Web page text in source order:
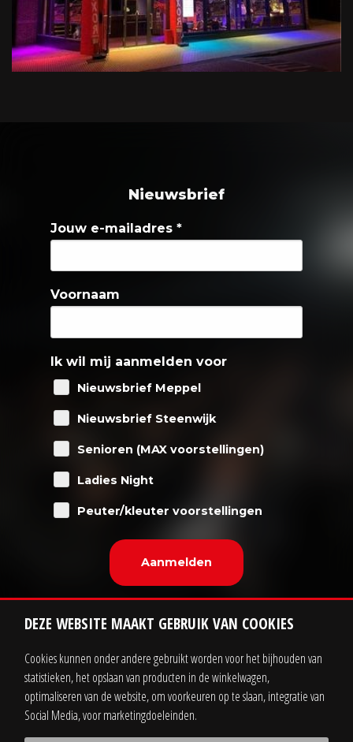
Nieuwsbrief
Jouw e-mailadres *
Voornaam
Ik wil mij aanmelden voor
Nieuwsbrief Meppel
Nieuwsbrief Steenwijk
Senioren (MAX voorstellingen)
Ladies Night
Peuter/kleuter voorstellingen
Contact Zakelijk
DEZE WEBSITE MAAKT GEBRUIK VAN COOKIES
Cookies kunnen onder andere gebruikt worden voor het bijhouden van
statistieken, het opslaan van producten in de winkelwagen,
optimaliseren van de website, om voorkeuren op te slaan, integratie van
Social Media, voor marketingdoeleinden.